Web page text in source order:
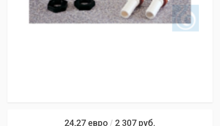
24,27 евро / 2 307 руб.